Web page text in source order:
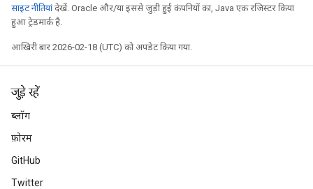
साइट नीतियांदेखें. Oracle और/या इससे जुड़ी हुई कंपनियों का, Java एक रजिस्टर किया
हुआ ट्रेडमार्क है.
आखिरी बार 2026-02-18 (UTC) को अपडेट किया गया.
जुड़े रहें
ब्लॉग
फ़ोरम
GitHub
Twitter